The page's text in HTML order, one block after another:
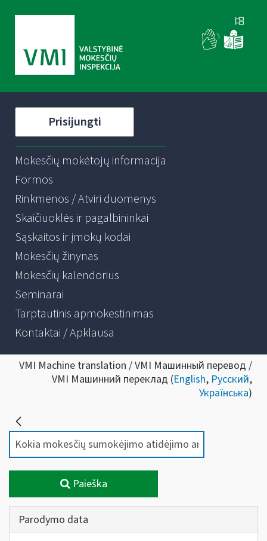
Prisijungti
Mokesčių mokėtojų informacija
Formos
Rinkmenos / Atviri duomenys
Skaičiuoklės ir pagalbininkai
Sąskaitos ir įmokų kodai
Mokesčių žinynas
Mokesčių kalendorius
Seminarai
Tarptautinis apmokestinimas
Kontaktai / Apklausa
VMI Machine translation / VMI Машинный перевод /
VMI Машинний переклад (English, Русский,
Українська)
Paieška
Parodymo data